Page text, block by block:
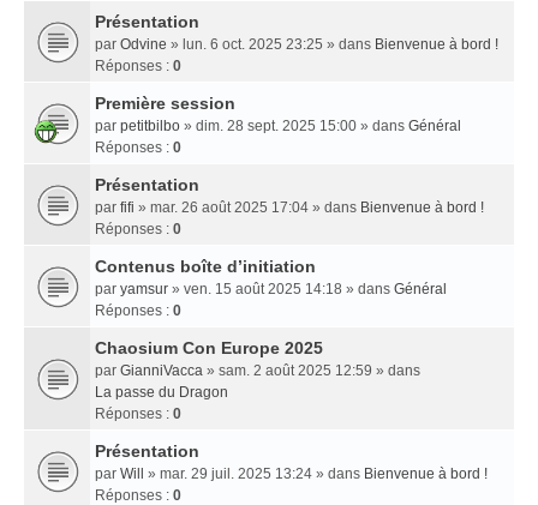
Présentation
par Odvine » lun. 6 oct. 2025 23:25 » dans Bienvenue à bord !
Réponses : 0
Première session
par petitbilbo » dim. 28 sept. 2025 15:00 » dans Général
Réponses : 0
Présentation
par fifi » mar. 26 août 2025 17:04 » dans Bienvenue à bord !
Réponses : 0
Contenus boîte d’initiation
par yamsur » ven. 15 août 2025 14:18 » dans Général
Réponses : 0
Chaosium Con Europe 2025
par GianniVacca » sam. 2 août 2025 12:59 » dans
La passe du Dragon
Réponses : 0
Présentation
par Will » mar. 29 juil. 2025 13:24 » dans Bienvenue à bord !
Réponses : 0